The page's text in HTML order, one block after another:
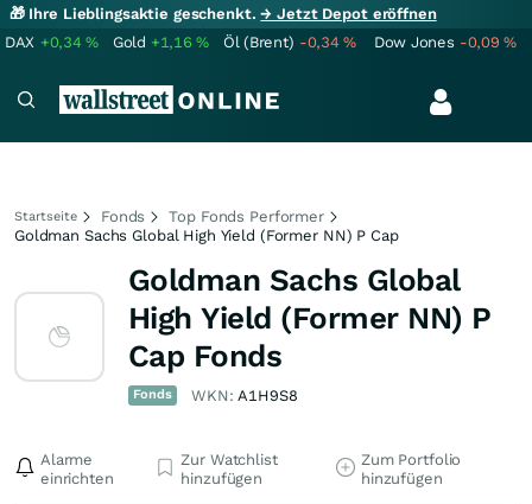
🎁 Ihre Lieblingsaktie geschenkt.→ Jetzt Depot eröffnen
DAX +0,34% Gold +1,16% Öl (Brent) -0,34% Dow Jones -0,09%
Startseite Fonds
Top Fonds Performer
Goldman Sachs Global High Yield (Former NN) P Cap
Goldman Sachs Global
High Yield (Former NN) P
Cap Fonds
Fonds WKN:A1H9S8
Alarme
einrichten
Zur Watchlist
hinzufügen
Zum Portfolio
hinzufügen